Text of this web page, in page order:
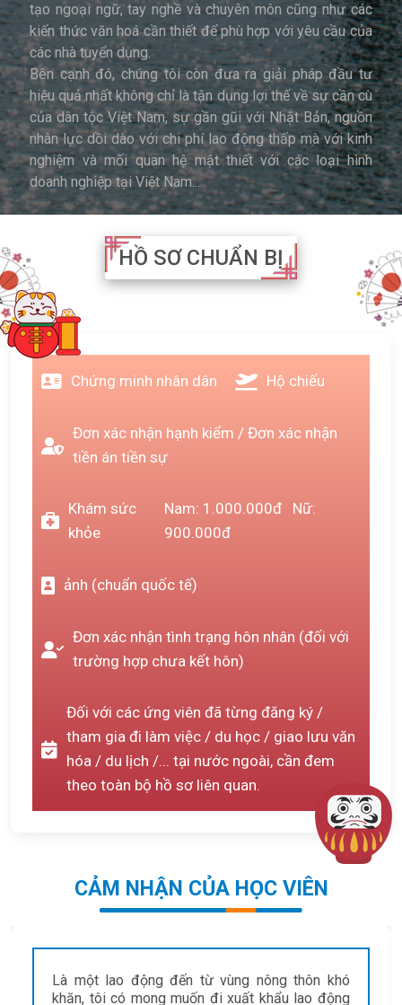
tạo ngoại ngữ, tay nghề và chuyên môn cũng như các
kiến thức văn hoá cần thiết để phù hợp với yêu cầu của
các nhà tuyển dụng.
Bên cạnh đó, chúng tôi còn đưa ra giải pháp đầu tư
hiệu quả nhất không chỉ là tận dụng lợi thế về sự cần cù
của dân tộc Việt Nam, sự gần gũi với Nhật Bản, nguồn
nhân lực dồi dào với chi phí lao động thấp mà với kinh
nghiệm và mối quan hệ mật thiết với các loại hình
doanh nghiệp tại Việt Nam...
HỒ SƠ CHUẨN BỊ
Chứng minh nhân dân Hộ chiếu
Đơn xác nhận hạnh kiểm / Đơn xác nhận
tiền án tiền sự
Khám sức
khỏe
Nam: 1.000.000đ Nữ:
900.000đ
ảnh (chuẩn quốc tế)
Đơn xác nhận tình trạng hôn nhân (đối với
trường hợp chưa kết hôn)
Đối với các ứng viên đã từng đăng ký /
tham gia đi làm việc / du học / giao lưu văn
hóa / du lịch /... tại nước ngoài, cần đem
theo toàn bộ hồ sơ liên quan.
CẢM NHẬN CỦA HỌC VIÊN
Thật khó khăn khi phải sống và làm việc trong
một môi trường xa lạ, nhưng nếu có được sự